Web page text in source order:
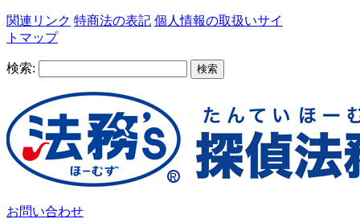
関連リンク 特商法の表記 個人情報の取扱いサイ
トマップ
検索:
お問い合わせ